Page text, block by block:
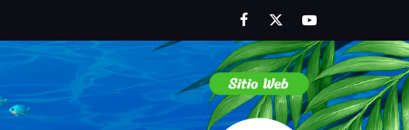
FacebookTwitterYoutube